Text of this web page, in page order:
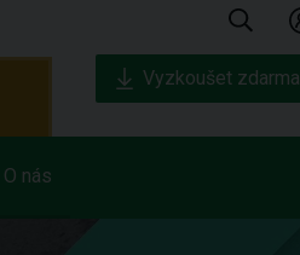
O nás
Vyzkoušet zdarma